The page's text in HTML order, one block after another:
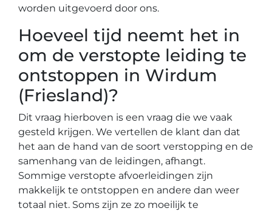
worden uitgevoerd door ons.
Hoeveel tijd neemt het in
om de verstopte leiding te
ontstoppen in Wirdum
(Friesland)?
Dit vraag hierboven is een vraag die we vaak
gesteld krijgen. We vertellen de klant dan dat
het aan de hand van de soort verstopping en de
samenhang van de leidingen, afhangt.
Sommige verstopte afvoerleidingen zijn
makkelijk te ontstoppen en andere dan weer
totaal niet. Soms zijn ze zo moeilijk te